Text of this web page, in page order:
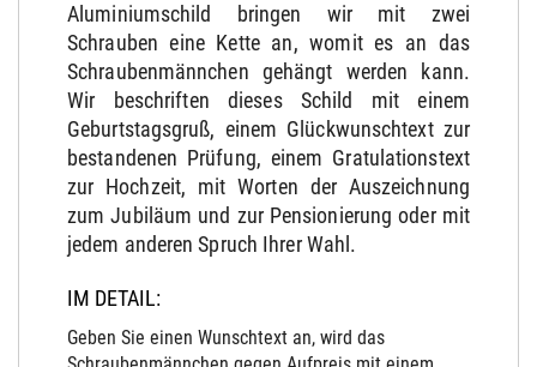
Aluminiumschild bringen wir mit zwei
Schrauben eine Kette an, womit es an das
Schraubenmännchen gehängt werden kann.
Wir beschriften dieses Schild mit einem
Geburtstagsgruß, einem Glückwunschtext zur
bestandenen Prüfung, einem Gratulationstext
zur Hochzeit, mit Worten der Auszeichnung
zum Jubiläum und zur Pensionierung oder mit
jedem anderen Spruch Ihrer Wahl.
IM DETAIL:
Geben Sie einen Wunschtext an, wird das